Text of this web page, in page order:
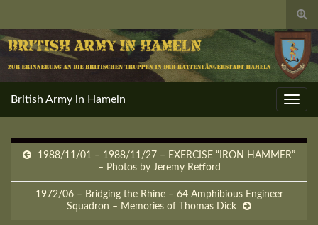
British Army in Hameln
1988/11/01 – 1988/11/27 – EXERCISE “IRON HAMMER”
– Photos by Jeremy Retford
1972/06 – Bridging the Rhine – 64 Amphibious Engineer
Squadron – Memories of Thomas Dick